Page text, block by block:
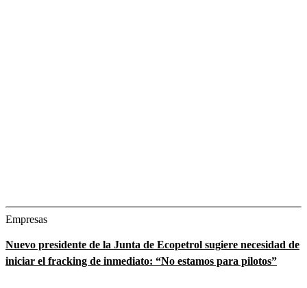
Empresas
Nuevo presidente de la Junta de Ecopetrol sugiere necesidad de
iniciar el fracking de inmediato: “No estamos para pilotos”